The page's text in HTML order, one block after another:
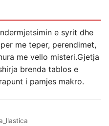
e syrit dhe
me teper, perendimet,
me vello misteri.Gjetja
brenda tablos e
i pamjes makro.